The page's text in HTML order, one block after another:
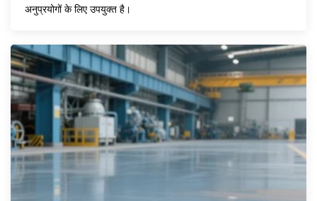
अनुप्रयोगों के लिए उपयुक्त है।